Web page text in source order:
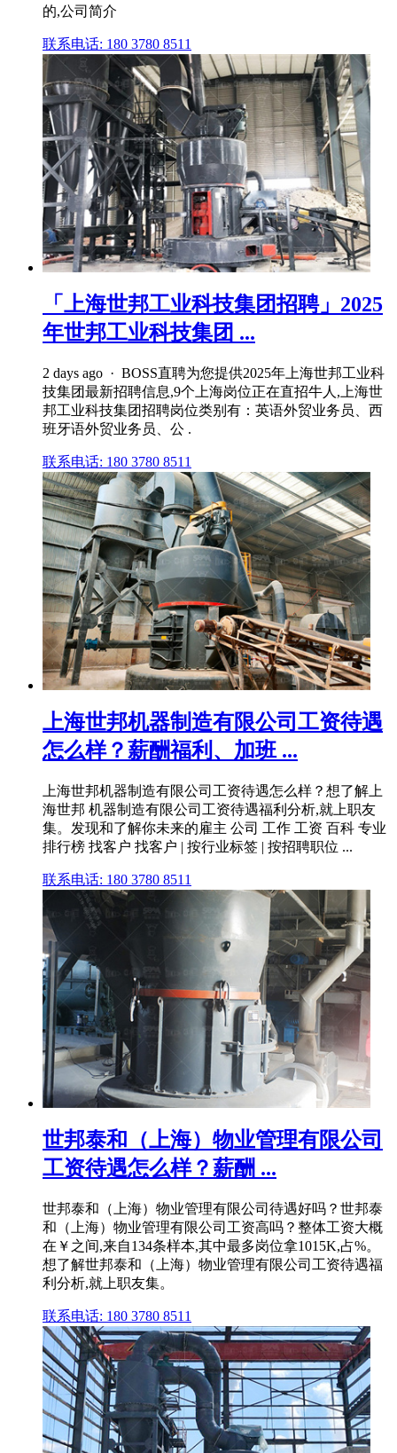
的,公司简介
联系电话: 180 3780 8511
「上海世邦工业科技集团招聘」2025
年世邦工业科技集团 ...
2 days ago · BOSS直聘为您提供2025年上海世邦工业科
技集团最新招聘信息,9个上海岗位正在直招牛人,上海世
邦工业科技集团招聘岗位类别有：英语外贸业务员、西
班牙语外贸业务员、公 .
联系电话: 180 3780 8511
上海世邦机器制造有限公司工资待遇
怎么样？薪酬福利、加班 ...
上海世邦机器制造有限公司工资待遇怎么样？想了解上
海世邦 机器制造有限公司工资待遇福利分析,就上职友
集。发现和了解你未来的雇主 公司 工作 工资 百科 专业
排行榜 找客户 找客户 | 按行业标签 | 按招聘职位 ...
联系电话: 180 3780 8511
世邦泰和（上海）物业管理有限公司
工资待遇怎么样？薪酬 ...
世邦泰和（上海）物业管理有限公司待遇好吗？世邦泰
和（上海）物业管理有限公司工资高吗？整体工资大概
在￥之间,来自134条样本,其中最多岗位拿1015K,占%。
想了解世邦泰和（上海）物业管理有限公司工资待遇福
利分析,就上职友集。
联系电话: 180 3780 8511